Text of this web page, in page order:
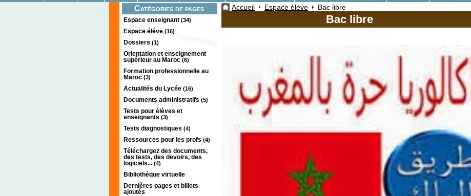
Catégories de pages
Espace enseignant (34)
Espace éléve (16)
Dossiers (1)
Orientation et enseignement
supérieur au Maroc (6)
Formation professionnelle au
Maroc (3)
Actualités du Lycée (16)
Documents administratifs (5)
Tests pour élèves et
enseignants (3)
Tests diagnostiques (4)
Ressources pour les profs (4)
Téléchargez des documents,
des tests, des devoirs, des
logiciels... (4)
Bibliothèque virtuelle
Dernières pages et billets
ajoutés
Accueil Espace éléve Bac libre
Bac libre